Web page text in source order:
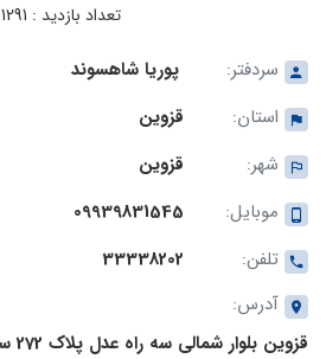
تعداد بازدید : 1291
سردفتر:
پوریا شاهسوند
استان:
قزوین
شهر:
قزوین
موبایل:
09939831545
تلفن:
33338202
آدرس:
قزوین بلوار شمالی سه راه عدل پلاک 272 ساختمان اسا واحد 5